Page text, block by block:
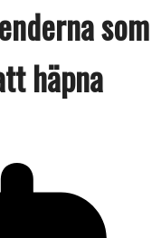
som
häpna